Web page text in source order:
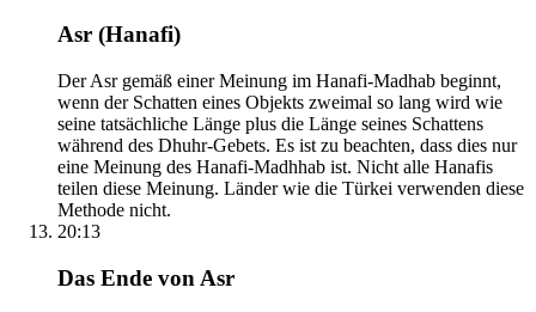
Asr (Hanafi)
Der Asr gemäß einer Meinung im Hanafi-Madhab beginnt,
wenn der Schatten eines Objekts zweimal so lang wird wie
seine tatsächliche Länge plus die Länge seines Schattens
während des Dhuhr-Gebets. Es ist zu beachten, dass dies nur
eine Meinung des Hanafi-Madhhab ist. Nicht alle Hanafis
teilen diese Meinung. Länder wie die Türkei verwenden diese
Methode nicht.
20:13
Das Ende von Asr